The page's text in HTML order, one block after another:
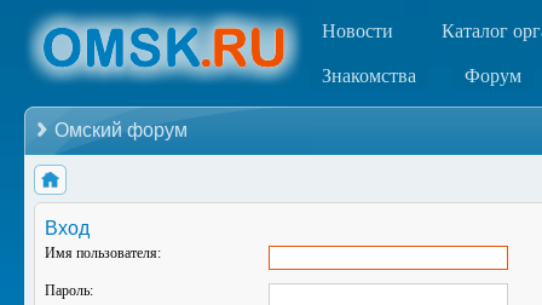
Новости Каталог
Знакомства Форум
Омский форум
Вход
Имя пользователя:
Пароль: